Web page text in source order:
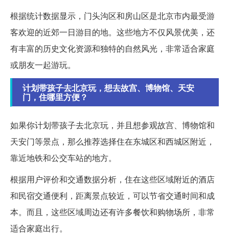
根据统计数据显示，门头沟区和房山区是北京市内最受游
客欢迎的近郊一日游目的地。这些地方不仅风景优美，还
有丰富的历史文化资源和独特的自然风光，非常适合家庭
或朋友一起游玩。
计划带孩子去北京玩，想去故宫、博物馆、天安
门，住哪里方便？
如果你计划带孩子去北京玩，并且想参观故宫、博物馆和
天安门等景点，那么推荐选择住在东城区和西城区附近，
靠近地铁和公交车站的地方。
根据用户评价和交通数据分析，住在这些区域附近的酒店
和民宿交通便利，距离景点较近，可以节省交通时间和成
本。而且，这些区域周边还有许多餐饮和购物场所，非常
适合家庭出行。